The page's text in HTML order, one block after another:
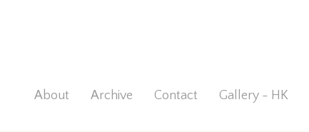
About Archive Contact Gallery - HK